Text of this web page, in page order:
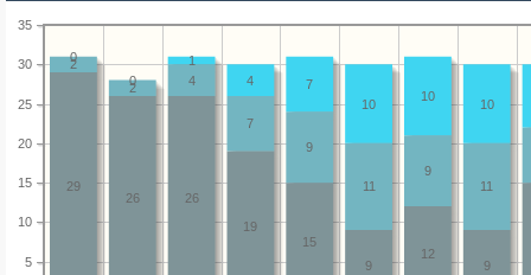
5
10
15
20
25
30
35
9
12
9
15
19
26
26
29 11
9
11
9
7
4
2
2
10
10
10
7
4
1
0
0